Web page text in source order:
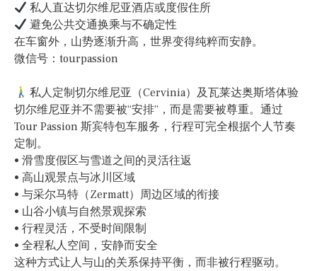
私人直达切尔维尼亚酒店或度假住所
避免公共交通换乘与不确定性
在车窗外，山势逐渐升高，世界变得纯粹而安静。
微信号：tourpassion
私人定制切尔维尼亚（Cervinia）及瓦莱达奥斯塔体验
切尔维尼亚并不需要被“安排”，而是需要被尊重。通过
Tour Passion 斯宾特包车服务，行程可完全根据个人节奏
定制。
• 滑雪度假区与雪道之间的灵活往返
• 高山观景点与冰川区域
• 与采尔马特（Zermatt）周边区域的衔接
• 山谷小镇与自然景观探索
• 行程灵活，不受时间限制
• 全程私人空间，安静而安全
这种方式让人与山的关系保持平衡，而非被行程驱动。